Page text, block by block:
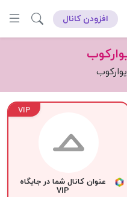
افزودن کانال
VIP
عنوان کانال شما در جایگاه
VIP